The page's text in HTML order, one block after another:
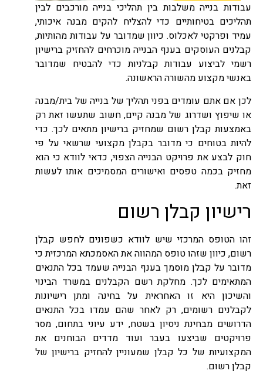
עבודות בנייה משלבות בין תהליכי בנייה מורכבים לבין
תהליכים בטיחותיים כדי להצליח להקים מבנה איכותי,
עמיד ופרקטי לאכלוס. כיוון שמדובר על עבודות מהותיות,
קבלנים העוסקים בענף הבנייה מוכרחים להחזיק ברישיון
רשמי לביצוע עבודות קבלניות כדי להבטיח שמדובר
באנשי מקצוע מהשורה הראשונה.
לכן אם אתם עומדים בפני תהליך של בנייה של בית/מבנה
או שיפוץ ושדרוג של מבנה קיים, חשוב שתעשו זאת רק
באמצעות קבלן רשום שמחזיק ברישיון מתאים לכך. כדי
להיות בטוחים כי מדובר בקבלן מקצועי שרשאי על פי
חוק לבצע את פרויקט הבנייה הצפוי, כדאי לוודא כי הוא
מחזיק בכמה טפסים ואישורים המסמיכים אותו לעשות
זאת.
רישיון קבלן רשום
זהו הטופס המרכזי שיש לוודא כשפונים לחפש קבלן
רשום, כיוון שזהו טופס המהווה את האסמכתא המרכזית כי
מדובר על קבלן מוסמך בענף הבנייה שעמד בכל התנאים
המתאימים לכך. מחלקת רשם הקבלנים במשרד הבינוי
והשיכון היא זו האחראית על בחינה ומתן רישיונות
לקבלנים רשומים, רק לאחר שהם עמדו בכל התנאים
הדרושים מבחינת ניסיון בשטח, ידע עיוני בתחום, מסר
פרויקטים שביצעו בעבר ועוד מדדים הבוחנים את
המקצועיות של כל קבלן שמעוניין להחזיק ברישיון של
קבלן רשום.